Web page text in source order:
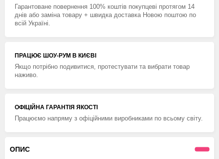
Гарантоване повернення 100% коштів покупцеві протягом 14
днів або заміна товару + швидка доставка Новою поштою по
всій Україні.
ПРАЦЮЄ ШОУ-РУМ В КИЄВІ
Якщо потрібно подивитися, протестувати та вибрати товар
наживо.
ОФІЦІЙНА ГАРАНТІЯ ЯКОСТІ
Працюємо напряму з офіційними виробниками по всьому світу.
ОПИС